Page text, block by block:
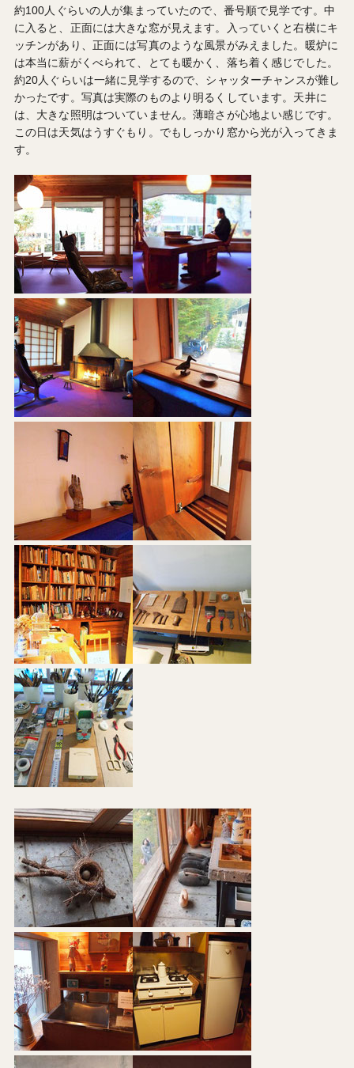
約100人ぐらいの人が集まっていたので、番号順で見学です。中
に入ると、正面には大きな窓が見えます。入っていくと右横にキ
ッチンがあり、正面には写真のような風景がみえました。暖炉に
は本当に薪がくべられて、とても暖かく、落ち着く感じでした。
約20人ぐらいは一緒に見学するので、シャッターチャンスが難し
かったです。写真は実際のものより明るくしています。天井に
は、大きな照明はついていません。薄暗さが心地よい感じです。
この日は天気はうすぐもり。でもしっかり窓から光が入ってきま
す。